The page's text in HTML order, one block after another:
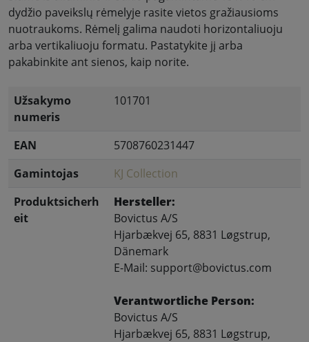
dydžio paveikslų rėmelyje rasite vietos gražiausioms
nuotraukoms. Rėmelį galima naudoti horizontaliuoju
arba vertikaliuoju formatu. Pastatykite jį arba
pakabinkite ant sienos, kaip norite.
Užsakymo
numeris
101701
EAN
5708760231447
Gamintojas
KJ Collection
Produktsicherh
eit
Hersteller:
Bovictus A/S
Hjarbækvej 65, 8831 Løgstrup,
Dänemark
E-Mail: support@bovictus.com
Verantwortliche Person:
Bovictus A/S
Hjarbækvej 65, 8831 Løgstrup,